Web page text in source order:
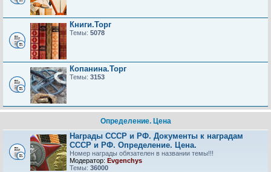
Книги.Торг
Темы: 5078
Копанина.Торг
Темы: 3153
Определение. Цена
Награды СССР и РФ. Документы к наградам
СССР и РФ. Определение. Цена.
Номер награды обязателен в названии темы!!!
Модератор: Evgenchys
Темы: 36000